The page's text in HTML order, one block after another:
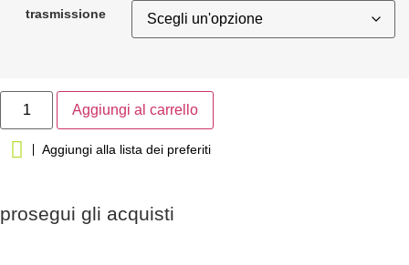
trasmissione
Aggiungi al carrello
Aggiungi alla lista dei preferiti
prosegui gli acquisti